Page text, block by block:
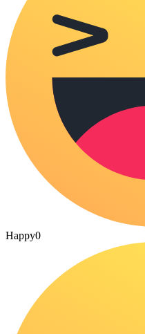
Happy0